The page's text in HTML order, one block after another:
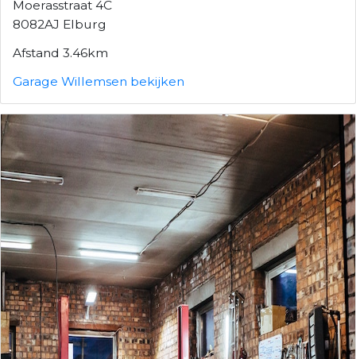
Moerasstraat 4C
8082AJ Elburg
Afstand 3.46km
Garage Willemsen bekijken